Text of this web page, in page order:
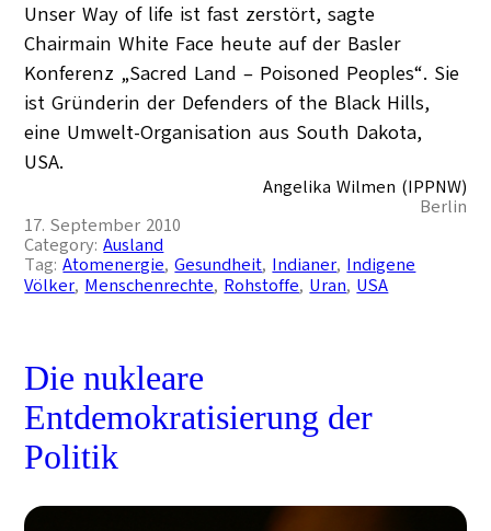
Unser Way of life ist fast zerstört, sagte
Chairmain White Face heute auf der Basler
Konferenz „Sacred Land – Poisoned Peoples“. Sie
ist Gründerin der Defenders of the Black Hills,
eine Umwelt-Organisation aus South Dakota,
USA.
Angelika Wilmen (IPPNW)
Berlin
17. September 2010
Category:Ausland
Tag:Atomenergie, Gesundheit, Indianer, Indigene
Völker, Menschenrechte, Rohstoffe, Uran, USA
Die nukleare
Entdemokratisierung der
Politik